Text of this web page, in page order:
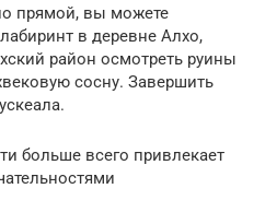
прямой, вы можете
в деревне Алхо,
район осмотреть руины
сосну. Завершить
больше всего привлекает